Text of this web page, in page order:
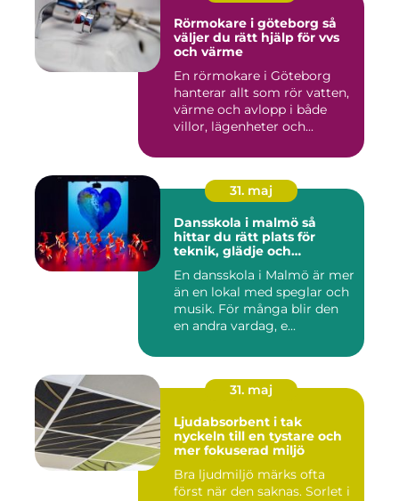
Rörmokare i göteborg så
väljer du rätt hjälp för vvs
och värme
En rörmokare i Göteborg
hanterar allt som rör vatten,
värme och avlopp i både
villor, lägenheter och...
31. maj
Dansskola i malmö så
hittar du rätt plats för
teknik, glädje och
En dansskola i Malmö är mer
än en lokal med speglar och
musik. För många blir den
en andra vardag, e...
31. maj
Ljudabsorbent i tak
nyckeln till en tystare och
mer fokuserad miljö
Bra ljudmiljö märks ofta
först när den saknas. Sorlet i